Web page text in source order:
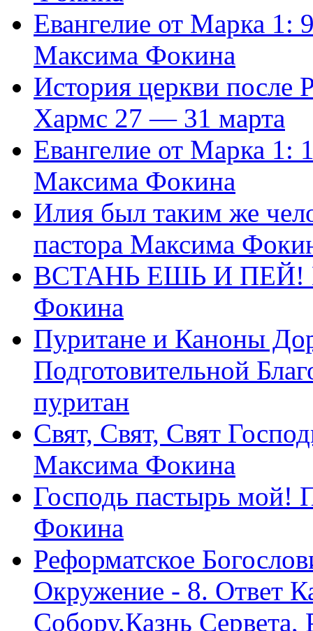
Евангелие от Марка 1:
Максима Фокина
История церкви
Хармс 27 — 31 марта
Евангелие от Марка 1:
Максима Фокина
Илия был таким же
пастора Максима
ВСТАНЬ ЕШЬ И ПЕЙ!
Фокина
Пуритане и Каноны
Подготовительной
пуритан
Свят, Свят, Свят
Максима Фокина
Господь пастырь мой!
Фокина
Реформатское
Окружение - 8. Ответ
Собору,Казнь Сервета,